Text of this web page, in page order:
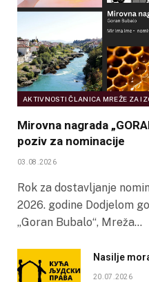
AKTIVNOSTI ČLANICA MREŽE ZA
Mirovna nagrada
poziv za nominacije
03.08.2026
Rok za dostavljanje
2026. godine Dodjelom
„Goran Bubalo“, Mreža…
Nasilje
20.07.2026